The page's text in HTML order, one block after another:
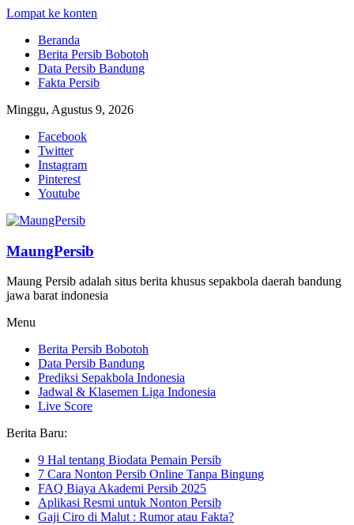
Lompat ke konten
Beranda
Berita Persib Bobotoh
Data Persib Bandung
Fakta Persib
Minggu, Agustus 9, 2026
Facebook
Twitter
Instagram
Pinterest
Youtube
MaungPersib
Maung Persib adalah situs berita khusus sepakbola daerah bandung
jawa barat indonesia
Menu
Berita Persib Bobotoh
Data Persib Bandung
Prediksi Sepakbola Indonesia
Jadwal & Klasemen Liga Indonesia
Live Score
Berita Baru:
9 Hal tentang Biodata Pemain Persib
7 Cara Nonton Persib Online Tanpa Bingung
FAQ Biaya Akademi Persib 2025
Aplikasi Resmi untuk Nonton Persib
Gaji Ciro di Malut : Rumor atau Fakta?